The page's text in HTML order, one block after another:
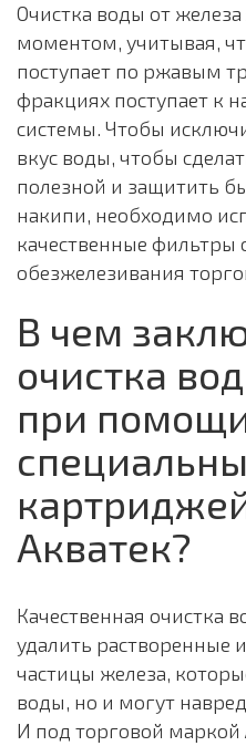
Очистка воды от
моментом, учитывая,
поступает по ржавым
фракциях поступает к
системы. Чтобы
вкус воды, чтобы
полезной и защитить
накипи, необходимо
качественные фильтры
обезжелезивания
В чем
очистка
при
Акватек?
Качественная очистка
удалить растворенные
частицы железа,
воды, но и могут
И под торговой маркой